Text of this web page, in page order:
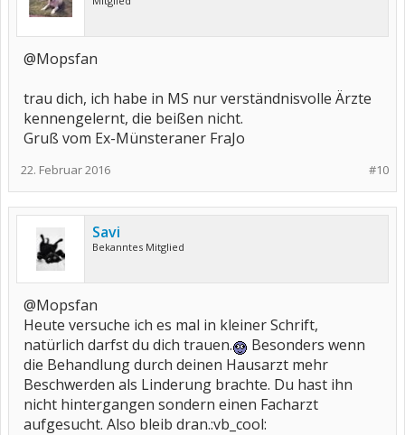
@Mopsfan
trau dich, ich habe in MS nur verständnisvolle Ärzte
kennengelernt, die beißen nicht.
Gruß vom Ex-Münsteraner FraJo
#10
22. Februar 2016
Savi
Bekanntes Mitglied
@Mopsfan
Heute versuche ich es mal in kleiner Schrift,
natürlich darfst du dich trauen.
Besonders wenn
die Behandlung durch deinen Hausarzt mehr
Beschwerden als Linderung brachte. Du hast ihn
nicht hintergangen sondern einen Facharzt
aufgesucht. Also bleib dran.:vb_cool: